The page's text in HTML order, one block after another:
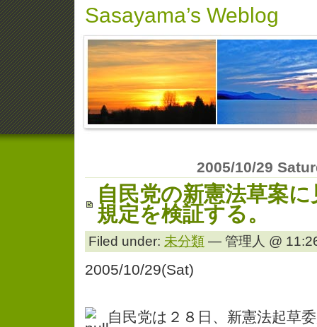
Sasayama’s Weblog
2005/10/29
自民党の新憲法草案
規定を検証する。
Filed under: 未分類 — 管理人 @
2005/10/29(Sat)
自民党は２８日、新憲法起草